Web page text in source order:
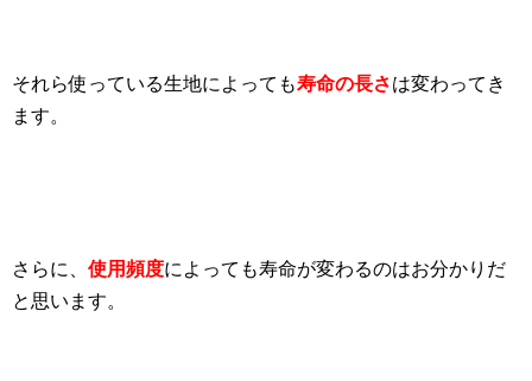
それら使っている生地によっても寿命の長さは変わってき
ます。
さらに、 使用頻度によっても寿命が変わるのはお分かりだ
と思います。